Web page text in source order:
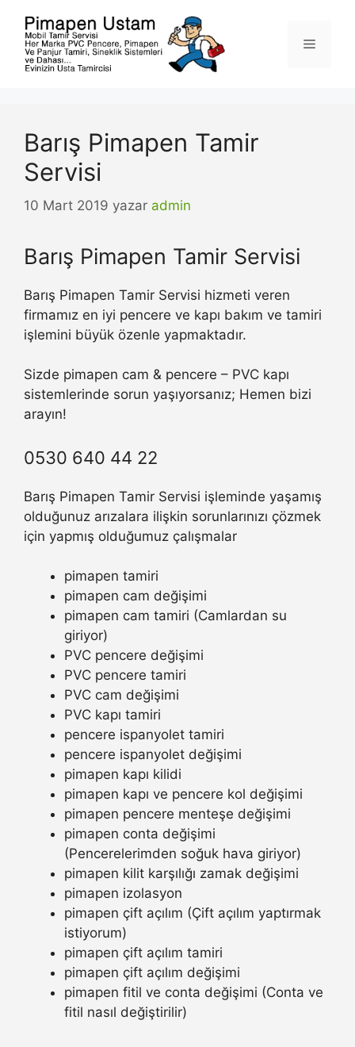
Menü
Barış Pimapen Tamir
Servisi
10 Mart 2019 yazar admin
Barış Pimapen Tamir Servisi
Barış Pimapen Tamir Servisi hizmeti veren
firmamız en iyi pencere ve kapı bakım ve tamiri
işlemini büyük özenle yapmaktadır.
Sizde pimapen cam & pencere – PVC kapı
sistemlerinde sorun yaşıyorsanız; Hemen bizi
arayın!
0530 640 44 22
Barış Pimapen Tamir Servisi işleminde yaşamış
olduğunuz arızalara ilişkin sorunlarınızı çözmek
için yapmış olduğumuz çalışmalar
pimapen tamiri
pimapen cam değişimi
pimapen cam tamiri (Camlardan su
giriyor)
PVC pencere değişimi
PVC pencere tamiri
PVC cam değişimi
PVC kapı tamiri
pencere ispanyolet tamiri
pencere ispanyolet değişimi
pimapen kapı kilidi
pimapen kapı ve pencere kol değişimi
pimapen pencere menteşe değişimi
pimapen conta değişimi
(Pencerelerimden soğuk hava giriyor)
pimapen kilit karşılığı zamak değişimi
pimapen izolasyon
pimapen çift açılım (Çift açılım yaptırmak
istiyorum)
pimapen çift açılım tamiri
pimapen çift açılım değişimi
pimapen fitil ve conta değişimi (Conta ve
fitil nasıl değiştirilir)